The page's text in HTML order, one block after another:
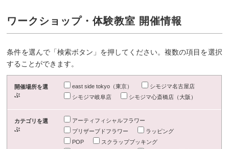
ワークショップ・体験教室 開催情報
条件を選んで「検索ボタン」を押してください。複数の項目を選択
することができます。
開催場所を選
ぶ
east side tokyo（東京）
シモジマ名古屋店
シモジマ岐阜店
シモジマ心斎橋店（大阪）
カテゴリを選
ぶ
アーティフィシャルフラワー
プリザーブドフラワー
ラッピング
POP
スクラップブッキング